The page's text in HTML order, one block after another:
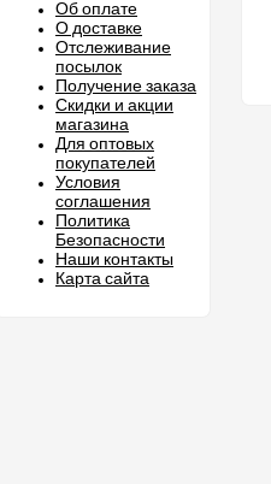
Об оплате
О доставке
Отслеживание
посылок
Получение заказа
Скидки и акции
магазина
Для оптовых
покупателей
Условия
соглашения
Политика
Безопасности
Наши контакты
Карта сайта